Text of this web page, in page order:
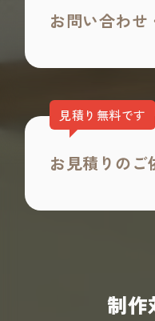
お問い合わせ
見積り無料です
お見積りのご
制作